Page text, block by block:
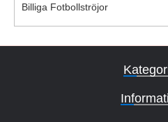
Billiga Fotbollströjor